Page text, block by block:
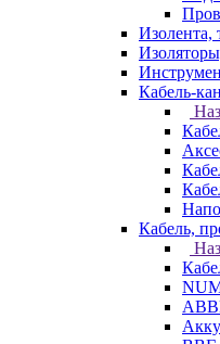
Изолента,
Кабель-
Кабель,